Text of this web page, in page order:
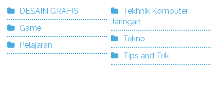
DESAIN GRAFIS
Game
Pelajaran
Tekhnik Komputer
Jaringan
Tekno
Tips and Trik